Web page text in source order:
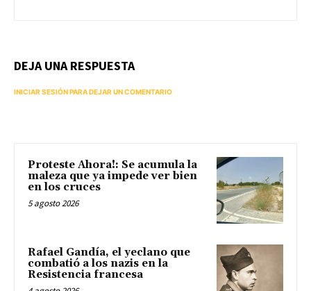
DEJA UNA RESPUESTA
INICIAR SESIÓN PARA DEJAR UN COMENTARIO
Proteste Ahora!: Se acumula la
maleza que ya impede ver bien
en los cruces
5 agosto 2026
Rafael Gandía, el yeclano que
combatió a los nazis en la
Resistencia francesa